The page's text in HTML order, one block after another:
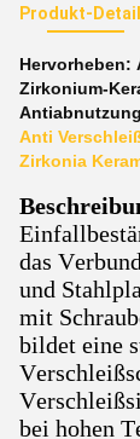
Produkt-
Hervorheben:
Zirkonium-
Anti
Zirkonia
das
und
mit
bildet eine
bei hohen